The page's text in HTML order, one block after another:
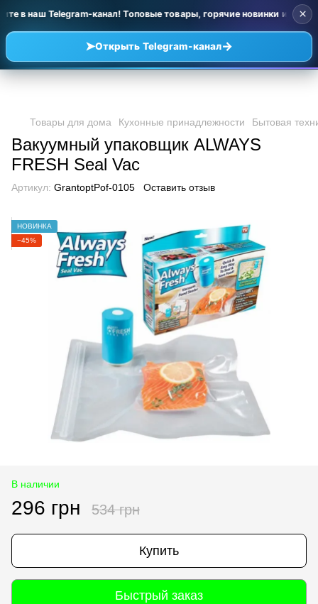
в наш Telegram-канал! Топовые товары, горячие новинки и
➤Открыть Telegram-канал→
×
Товары для дома Кухонные принадлежности Бытовая
Вакуумный упаковщик ALWAYS
FRESH Seal Vac
Артикул: GrantoptPof-0105 Оставить отзыв
НОВИНКА
−45%
В наличии
296 грн 534 грн
Купить
Быстрый заказ